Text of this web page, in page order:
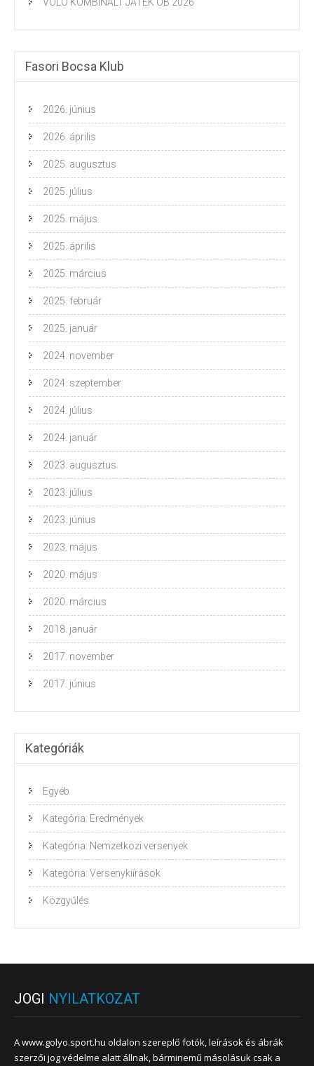
Fasori Bocsa Klub
2026. június
2026. április
2025. augusztus
2025. július
2025. május
2025. április
2025. március
2025. február
2025. január
2024. november
2024. szeptember
2024. július
2024. január
2023. augusztus
2023. július
2023. június
2023. május
2020. május
2020. március
2018. január
2017. november
2017. június
Kategóriák
Egyéb
Kategória: Eredmények
Kategória: Nemzetközi versenyek
Kategória: Versenykiírások
Közgyűlés
JOGI NYILATKOZAT
A www.golyo.sport.hu oldalon szereplő fotók, leírások és ábrák
szerzői jog védelme alatt állnak, bárminemű másolásuk csak a